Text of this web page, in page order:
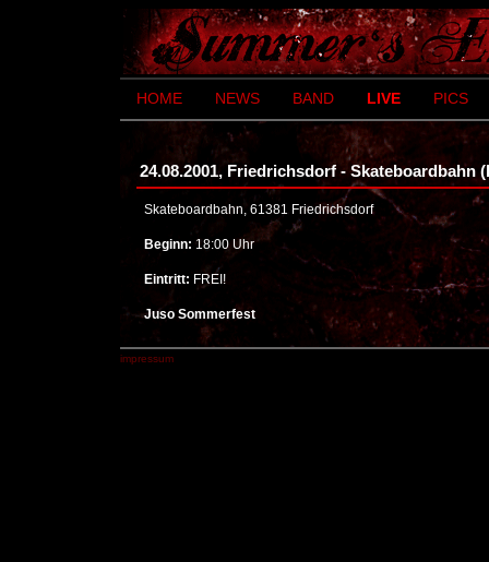
HOME NEWS BAND LIVE PICS
24.08.2001, Friedrichsdorf - Skateboardbahn
Skateboardbahn, 61381 Friedrichsdorf
Beginn: 18:00 Uhr
Eintritt: FREI!
Juso Sommerfest
impressum